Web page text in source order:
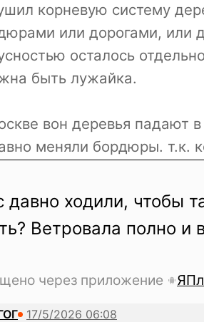
корневую систему
или дорогами, или
осталось
быть лужайка.
вон деревья падают
меняли бордюры. т.к.
давно ходили, чтобы
Ветровала полно и
через приложение